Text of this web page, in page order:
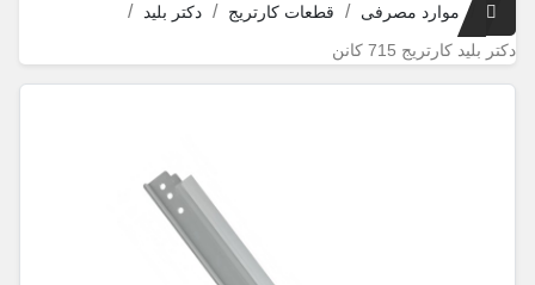
موارد مصرفی قطعات کارتریج
دکتر بلید
دکتر بلید کارتریج 715 کانن